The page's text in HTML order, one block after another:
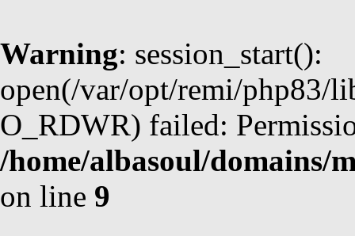
Warning: session_start():
open(/var/opt/remi/php83/
O_RDWR) failed:
/home/albasoul/domains/
on line 9